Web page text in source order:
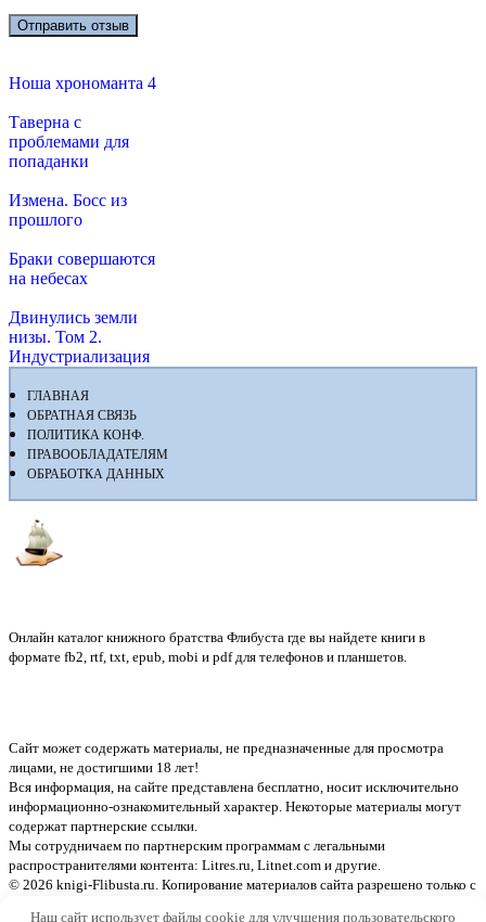
Ноша хрономанта 4
Таверна с
проблемами для
попаданки
Измена. Босс из
прошлого
Браки совершаются
на небесах
Двинулись земли
низы. Том 2.
Индустриализация
ГЛАВНАЯ
ОБРАТНАЯ СВЯЗЬ
ПОЛИТИКА КОНФ.
ПРАВООБЛАДАТЕЛЯМ
ОБРАБОТКА ДАННЫХ
Онлайн каталог книжного братства Флибуста где вы найдете книги в
формате fb2, rtf, txt, epub, mobi и pdf для телефонов и планшетов.
Сайт может содержать материалы, не предназначенные для просмотра
лицами, не достигшими 18 лет!
Вся информация, на сайте представлена бесплатно, носит исключительно
информационно-ознакомительный характер. Некоторые материалы могут
содержат партнерские ссылки.
Мы сотрудничаем по партнерским программам с легальными
распространителями контента: Litres.ru, Litnet.com и другие.
© 2026 knigi-Flibusta.ru. Копирование материалов сайта разрешено только с
Наш сайт использует файлы cookie для улучшения пользовательского